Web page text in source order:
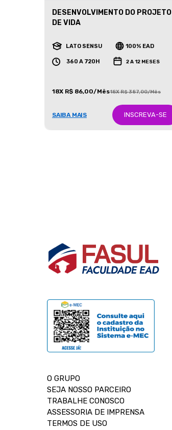
DESENVOLVIMENTO DO PROJETO
DE VIDA
LATO SENSU 100% EAD
360 A 720H 2 A 12 MESES
18X R$ 86,00/Mês18X R$ 387,00/Mês
SAIBA MAIS INSCREVA-SE
O GRUPO
SEJA NOSSO PARCEIRO
TRABALHE CONOSCO
ASSESSORIA DE IMPRENSA
TERMOS DE USO